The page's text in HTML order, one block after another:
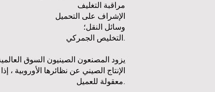
مراقبة التغليف
الإشراف على التحميل
وسائل النقل؛
التخليص الجمركي.
يزود المصنعون الصينيون السوق
الإنتاج الصيني عن نظائرها الأوروبية
معقولة للعميل.